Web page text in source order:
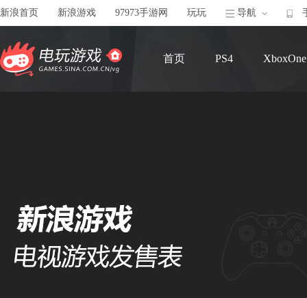
新浪首页 新浪游戏 97973手游网 玩玩 导航
首页 PS4 XboxOne